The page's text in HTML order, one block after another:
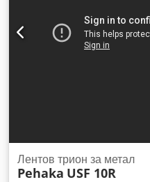
Устройство за заваряване
940/750/H1850 мм - Тегло:
Лентов трион за метал
Pehaka USF 10R